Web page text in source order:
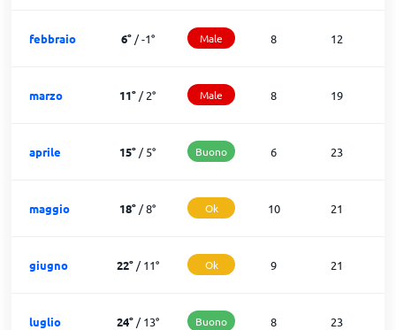
febbraio 6°/-1° Male 8 12
marzo 11° /2° Male 8 19
aprile 15° /5° Buono 6 23
maggio 18° /8° Ok 10 21
giugno 22°/11° Ok 9 21
luglio 24°/13° Buono 8 23